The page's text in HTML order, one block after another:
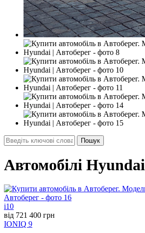
Автомобілі Hyundai
i10
від 721 400 грн
IONIQ 9